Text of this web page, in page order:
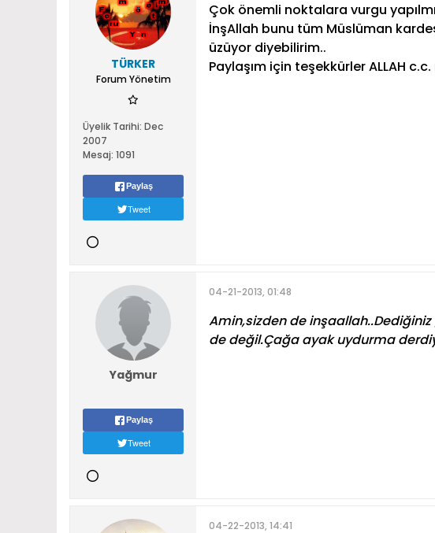
TÜRKER
Forum Yönetim
Üyelik Tarihi: Dec
2007
Mesaj: 1091
Paylaş
Tweet
Çok önemli noktalara vurgu
İnşAllah bunu tüm Müslüman
üzüyor diyebilirim..
Paylaşım için teşekkürler ALLAH c.c.
Yağmur
Paylaş
Tweet
04-21-2013, 01:48
Amin,sizden de inşaallah..Dediğiniz
de değil.Çağa ayak uydurma
04-22-2013, 14:41